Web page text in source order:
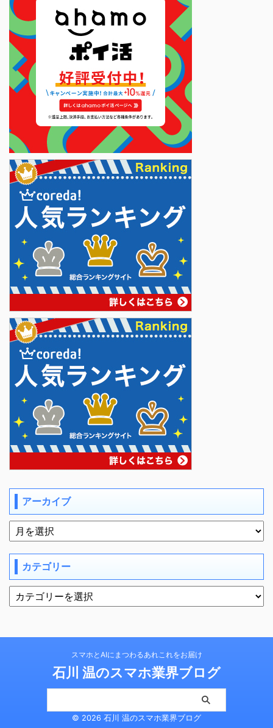
アーカイブ
カテゴリー
スマホとAIにまつわるあれこれをお届け
石川 温のスマホ業界ブログ
© 2026 石川 温のスマホ業界ブログ